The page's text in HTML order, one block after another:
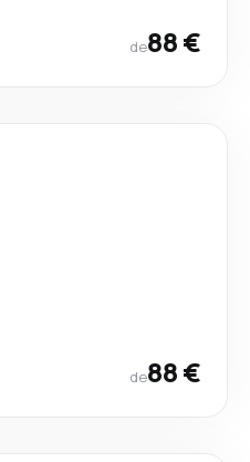
de88 €
de88 €